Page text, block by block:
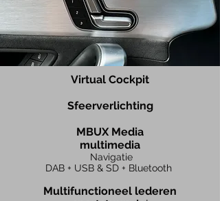
Virtual Cockpit
Sfeerverlichting
MBUX Media
multimedia
Navigatie
DAB + USB & SD + Bluetooth
Multifunctioneel lederen